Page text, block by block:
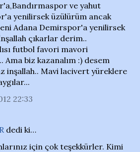
ve yahut
yenilirsek üzülürüm ancak
Adana Demirspor'a yenilirsek
çıkarlar derim..
futbol favori mavori
Ama biz kazanalım :) desem
inşallah.. Mavi lacivert yüreklere
22:33
dedi ki…
için çok teşekkürler. Kimi